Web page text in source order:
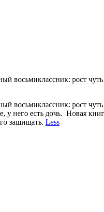
восьмиклассник: рост
восьмиклассник: рост
у него есть дочь. Новая
защищать. Less